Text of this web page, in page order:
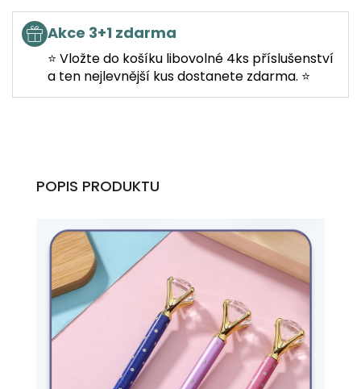
Akce 3+1 zdarma
⭐ Vložte do košíku libovolné 4ks příslušenství
a ten nejlevnější kus dostanete zdarma. ⭐
POPIS PRODUKTU